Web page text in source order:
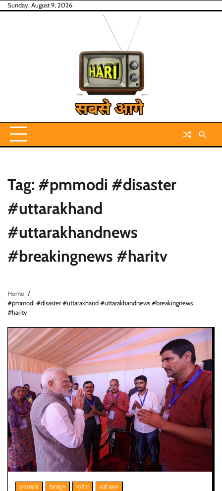
SkipSunday, August 9, 2026
Tag: #pmmodi #disaster
#uttarakhand
#uttarakhandnews
#breakingnews #haritv
Home
#pmmodi #disaster #uttarakhand #uttarakhandnews #breakingnews
#haritv
उत्तराखंड देहरादून प्रदेश बड़ी खबर